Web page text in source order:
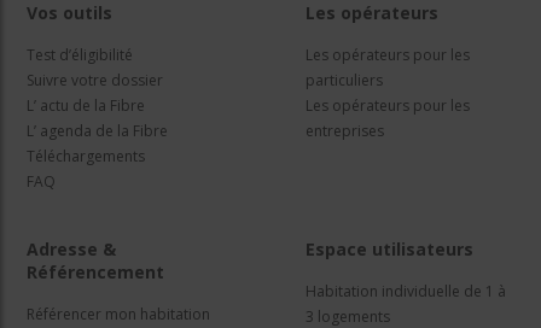
Vos outils
Test d’éligibilité
Suivre votre dossier
L’ actu de la Fibre
L’ agenda de la Fibre
Téléchargements
FAQ
Les opérateurs
Les opérateurs pour les
particuliers
Les opérateurs pour les
entreprises
Adresse &
Référencement
Référencer mon habitation
Espace utilisateurs
Habitation individuelle de 1 à
3 logements